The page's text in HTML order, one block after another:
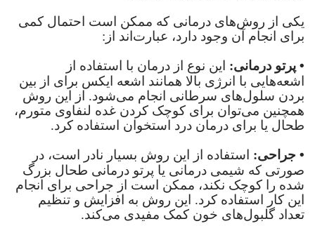
یکی از روش‌های درمانی که ممکن است احتمال کمی
برای انجام آن وجود دارد، عبارت‌اند از:
• پرتو درمانی: این نوع از درمان با استفاده از
اشعه‌هایی با انرژی بالا همانند اشعه ایکس برای از بین
بردن سلول‌های سرطانی انجام می‌شود. از این روش
همچنین می‌توان برای کوچک کردن غده لنفاوی متورم،
طحال یا برای درمان درد استخوان استفاده کرد.
• جراحی: استفاده از این روش بسیار نادر است، در
صورتی که شیمی درمانی یا پرتو درمانی طحال بزرگ
شده را کوچک نکند، ممکن است از جراحی برای انجام
این کار استفاده کرد. این روش به افزایش و تنظیم
تعداد گلبول‌های خون کمک مفیدی می‌کند.